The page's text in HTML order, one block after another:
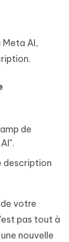
AI,
de
description
votre
pas tout à
nouvelle